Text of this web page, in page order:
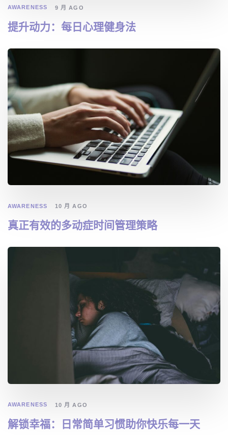
AWARENESS 9 月 AGO
提升动力：每日心理健身法
AWARENESS 10 月 AGO
真正有效的多动症时间管理策略
AWARENESS 10 月 AGO
解锁幸福：日常简单习惯助你快乐每一天